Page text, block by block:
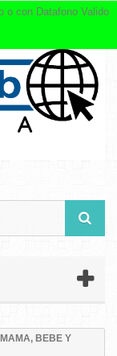
BEBE Y
o con Datafono Valido